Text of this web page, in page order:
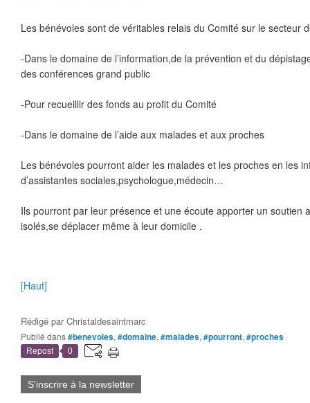
Les bénévoles sont de véritables relais du Comité sur le secteur
-Dans le domaine de l’information,de la prévention et du
des conférences grand public
-Pour recueillir des fonds au profit du Comité
-Dans le domaine de l’aide aux malades et aux proches
Les bénévoles pourront aider les malades et les proches en les
d’assistantes sociales,psychologue,médecin…
Ils pourront par leur présence et une écoute apporter un soutien
isolés,se déplacer même à leur domicile .
[Haut]
Rédigé parChristaldesaintmarc
Publié dans#benevoles, #domaine, #malades, #pourront, #proches
Repost 0
S'inscrire à la newsletter